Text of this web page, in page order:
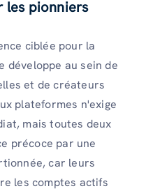
les pionniers
ciblée pour la
développe au sein de
et de créateurs
plateformes n'exige
mais toutes deux
précoce par une
car leurs
les comptes actifs